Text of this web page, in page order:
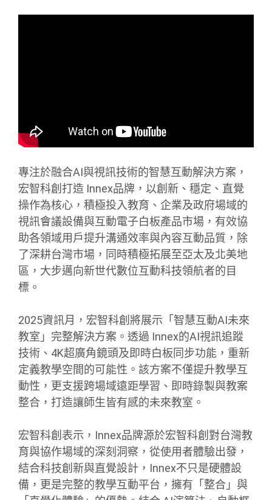
專注於融合AI與視訊技術的智慧互動解決方案，
宏智科創打造 Innex品牌，以創新、穩定、直覺
操作為核心，積極投入教育、企業及政府場域的
視訊會議設備與互動電子白板產品市場，有效協
助各領域用戶提升溝通效率與內容互動品質，除
了深耕台灣市場，同時積極拓展至亞太及北美地
區，大步邁向新世代數位互動科技領航者的目
標。
2025資訊月，宏智科創將展示「智慧互動AI未來
教室」完整解決方案。透過 Innex的AI視訊追蹤
技術、4K超廣角鏡頭及即時白板同步功能，重新
定義教學空間的可能性。該方案不僅提升教學互
動性，更支援跨場域遠距學習、即時錄製與教案
整合，打造讓師生皆有感的未來教室。
宏智科創表示，Innex品牌源於宏智科創對台灣教
育與協作場域的深刻洞察，從使用者體驗出發，
結合科技創新與直覺設計，Innex不只是硬體設
備，更是完整的教學互動平台，擁有「整合」與